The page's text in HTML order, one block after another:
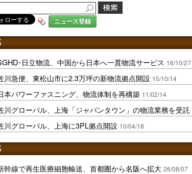
ニュース登録
･日立物流、中国から日本へ一貫物流サービス 16/10/27
川急便、東松山市に2.3万坪の新物流拠点開設 15/10/14
本パワーファスニング、物流体制を再構築 11/02/14
川グローバル、上海「ジャパンタウン」の物流業務を受託
川グローバル、上海に3PL拠点開設 10/04/18
幹線で再生医療細胞輸送、首都圏から名阪へ拡大 26/08/07